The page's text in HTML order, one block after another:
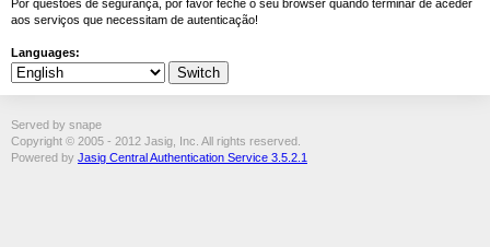
Por questões de segurança, por favor feche o seu browser quando terminar de aceder
aos serviços que necessitam de autenticação!
Languages:
Served by snape
Copyright © 2005 - 2012 Jasig, Inc. All rights reserved.
Powered by Jasig Central Authentication Service 3.5.2.1